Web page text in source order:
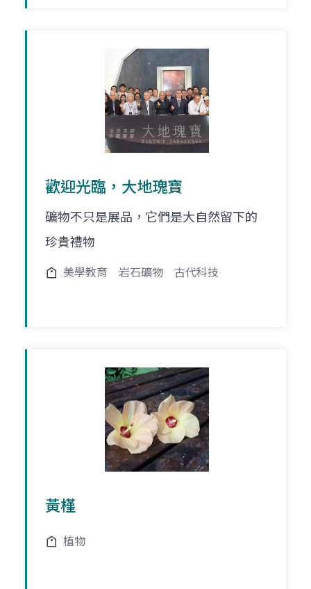
歡迎光臨，大地瑰寶
礦物不只是展品，它們是大自然留下的
珍貴禮物
美學教育 岩石礦物 古代科技
黃槿
植物